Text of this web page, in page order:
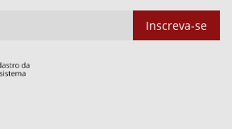
Inscreva-se